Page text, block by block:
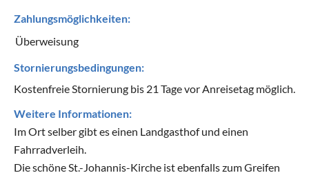
Zahlungsmöglichkeiten:
Überweisung
Stornierungsbedingungen:
Kostenfreie Stornierung bis 21 Tage vor Anreisetag möglich.
Weitere Informationen:
Im Ort selber gibt es einen Landgasthof und einen
Fahrradverleih.
Die schöne St.-Johannis-Kirche ist ebenfalls zum Greifen